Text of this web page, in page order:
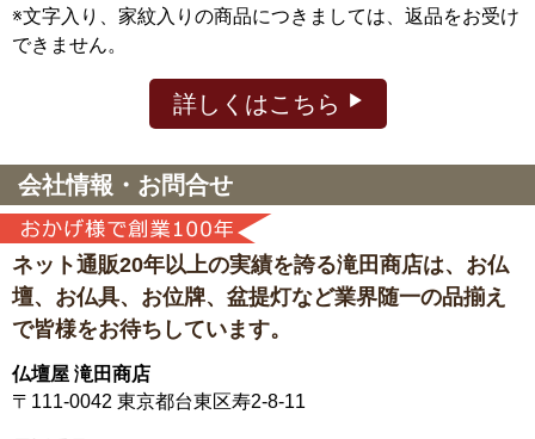
※文字入り、家紋入りの商品につきましては、返品をお受け
できません。
詳しくはこちら
会社情報・お問合せ
ネット通販20年以上の実績を誇る滝田商店は、 お仏
壇、お仏具、お位牌、盆提灯など業界随一の品揃え
で皆様をお待ちしています。
仏壇屋 滝田商店
〒111-0042 東京都台東区寿2-8-11